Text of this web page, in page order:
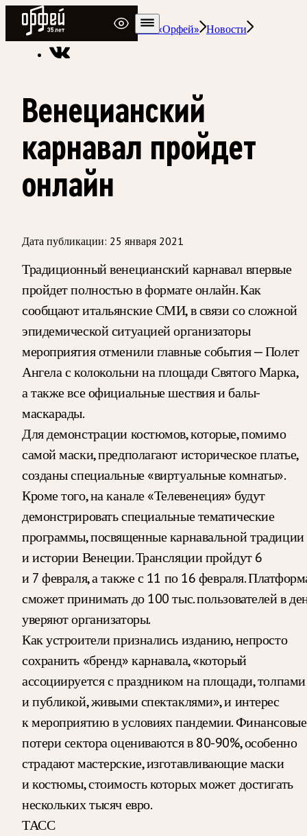
Радио Орфей
Радио классической музыки «Орфей» Новости
Венецианский
карнавал пройдет
онлайн
Дата публикации: 25 января 2021
Традиционный венецианский карнавал впервые
пройдет полностью в формате онлайн. Как
сообщают итальянские СМИ, в связи со сложной
эпидемической ситуацией организаторы
мероприятия отменили главные события — Полет
Ангела с колокольни на площади Святого Марка,
а также все официальные шествия и балы-
маскарады.
Для демонстрации костюмов, которые, помимо
самой маски, предполагают историческое платье,
созданы специальные «виртуальные комнаты».
Кроме того, на канале «Телевенеция» будут
демонстрировать специальные тематические
программы, посвященные карнавальной традиции
и истории Венеции. Трансляции пройдут 6
и 7 февраля, а также с 11 по 16 февраля.
сможет принимать до 100 тыс. пользователей в
уверяют организаторы.
Как устроители признались изданию, непросто
сохранить «бренд» карнавала, «который
ассоциируется с праздником на площади, толпами
и публикой, живыми спектаклями», и интерес
к мероприятию в условиях пандемии. Финансовые
потери сектора оцениваются в 80-90%, особенно
страдают мастерские, изготавливающие маски
и костюмы, стоимость которых может достигать
нескольких тысяч евро.
ТАСС